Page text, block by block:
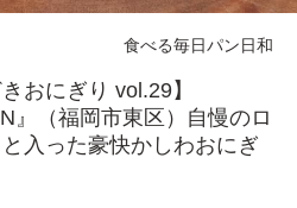
食べる毎日パン日和
おにぎり vol.29】
』（福岡市東区）自慢のロ
入った豪快かしわおにぎ